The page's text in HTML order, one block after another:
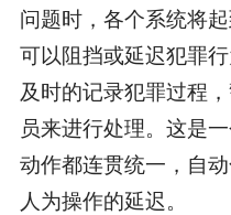
问题时，各个系统将
可以阻挡或延迟犯罪
及时的记录犯罪过程
员来进行处理。这是
动作都连贯统一，自
人为操作的延迟。